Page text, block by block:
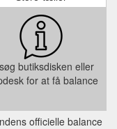
butiksdisken eller
for at få balance
officielle balance